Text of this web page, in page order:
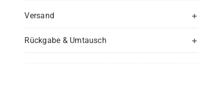
–
Menge
Versand
Rückgabe & Umtausch